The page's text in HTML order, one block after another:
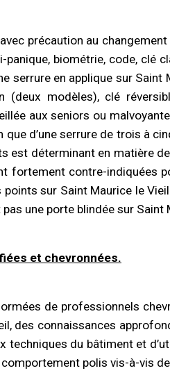
précaution au
panique, biométrie, code, clé
serrure en applique sur Saint
(deux modèles), clé
aux seniors ou
que d’une serrure de trois à
est déterminant en matière
fortement contre-indiquées
sur Saint Maurice le
une porte blindée sur
et chevronnées.
de professionnels
des connaissances
techniques du bâtiment et
polis vis-à-vis